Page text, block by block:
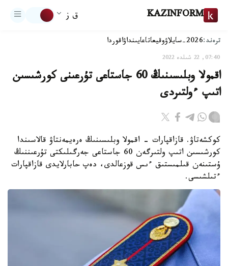
KAZINFORM ق ز
ترەند:2026-سايلاۋ وقيعاتاعايىنداۋاقوردا
07:40, 22 شىلدە 2022
اقمولا وبلىسىنىڭ 60 جاستاعى تۇرعىنى كورشىسىن
اتىپ ءولتىردى
كوكشەتاۋ. قازاقپارات - اقمولا وبلىسىنىڭ ەرەيمەنتاۋ قالاسىندا
كورشىسىن اتىپ ولتىرگەن 60 جاستاعى جەرگىلىكتى تۇرعىننىڭ
ۇستىنەن قىلمىستىق ءىس قوزعالدى، دەپ حابارلايدى قازاقپارات
ءتىلشىسى.